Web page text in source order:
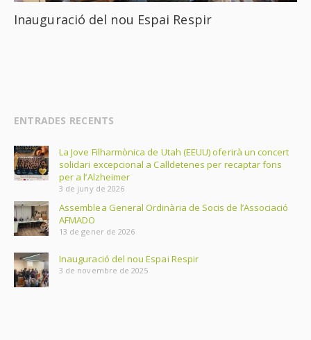
Inauguració del nou Espai Respir
ENTRADES RECENTS
La Jove Filharmònica de Utah (EEUU) oferirà un concert
solidari excepcional a Calldetenes per recaptar fons
per a l’Alzheimer
3 de juny de 2026
Assemblea General Ordinària de Socis de l’Associació
AFMADO
13 de gener de 2026
Inauguració del nou Espai Respir
3 de novembre de 2025